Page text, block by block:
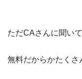
ただCAさんに聞いて
無料だからかたくさ